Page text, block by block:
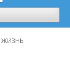
ЖИЗНЬ